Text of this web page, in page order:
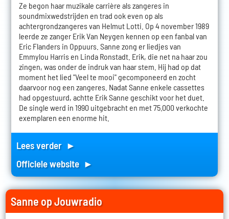
Ze begon haar muzikale carrière als zangeres in
soundmixwedstrijden en trad ook even op als
achtergrondzangeres van Helmut Lotti. Op 4 november 1989
leerde ze zanger Erik Van Neygen kennen op een fanbal van
Eric Flanders in Oppuurs. Sanne zong er liedjes van
Emmylou Harris en Linda Ronstadt. Erik, die net na haar zou
zingen, was onder de indruk van haar stem. Hij had op dat
moment het lied "Veel te mooi" gecomponeerd en zocht
daarvoor nog een zangeres. Nadat Sanne enkele cassettes
had opgestuurd, achtte Erik Sanne geschikt voor het duet.
De single werd in 1990 uitgebracht en met 75.000 verkochte
exemplaren een enorme hit.
Lees verder ►
Officiele website ►
Sanne op Jouwradio